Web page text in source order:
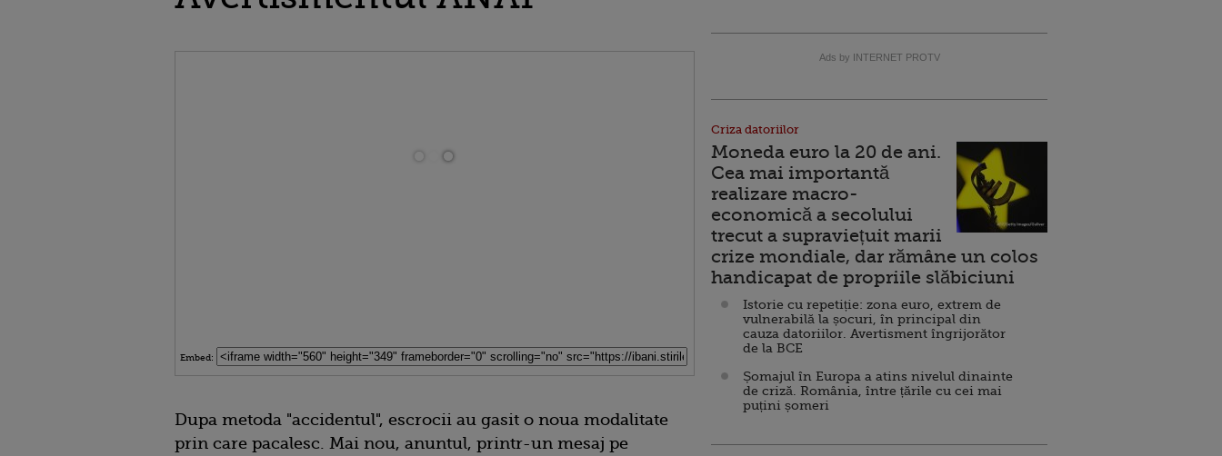
Embed:
Dupa metoda "accidentul", escrocii au gasit o noua modalitate
prin care pacalesc. Mai nou, anuntul, printr-un mesaj pe
Ads by INTERNET PROTV
Criza datoriilor
Moneda euro la 20 de ani.
Cea mai importantă
realizare macro-
economică a secolului
trecut a supraviețuit marii
crize mondiale, dar rămâne un colos
handicapat de propriile slăbiciuni
Istorie cu repetiție: zona euro, extrem de
vulnerabilă la șocuri, în principal din
cauza datoriilor. Avertisment îngrijorător
de la BCE
Șomajul în Europa a atins nivelul dinainte
de criză. România, între țările cu cei mai
puțini șomeri